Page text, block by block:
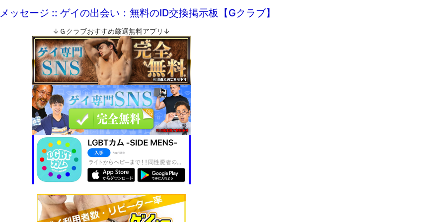
ッセージ :: ゲイの出会い：無料のID交換掲示板【Gクラブ】
↓Ｇクラブおすすめ厳選無料アプリ↓